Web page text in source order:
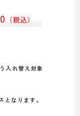
（税込）
入れ替え対象
なります。